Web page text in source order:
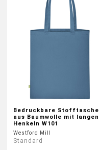
Bedruckbare Stofftasche
aus Baumwolle mit langen
Henkeln W101
Westford Mill
Standard